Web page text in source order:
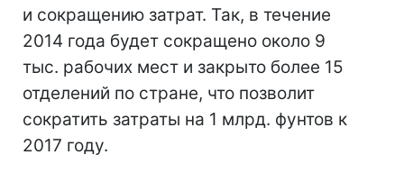
и сокращению затрат. Так, в течение
2014 года будет сокращено около 9
тыс. рабочих мест и закрыто более 15
отделений по стране, что позволит
сократить затраты на 1 млрд. фунтов к
2017 году.